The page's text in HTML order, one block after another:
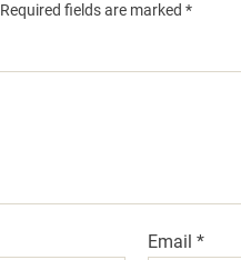
Required fields are marked *
Email*